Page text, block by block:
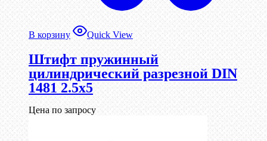
В корзину Quick View
Штифт пружинный
цилиндрический разрезной DIN
1481 2.5х5
Цена по запросу